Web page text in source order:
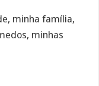
minha família,
minhas